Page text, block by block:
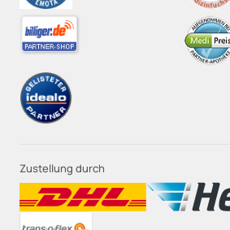
Zustellung durch